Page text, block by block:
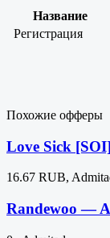
Название
Регистрация
Похожие офферы
Love Sick
16.67 RUB,
Randewoo —